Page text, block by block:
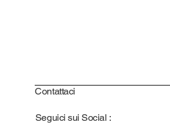
Contattaci
Seguici sui Social :